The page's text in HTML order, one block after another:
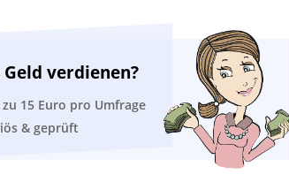
verdienen?
zu 15 Euro pro Umfrage
& geprüft